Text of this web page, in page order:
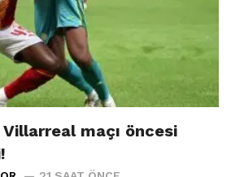
maçı öncesi